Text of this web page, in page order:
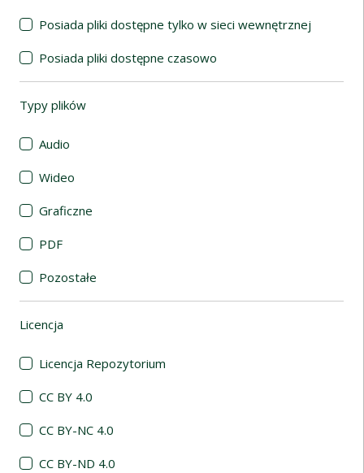
Posiada pliki dostępne tylko w sieci wewnętrznej
Posiada pliki dostępne czasowo
Typy plików
Audio
Wideo
Graficzne
PDF
Pozostałe
Licencja
Licencja Repozytorium
CC BY 4.0
CC BY-NC 4.0
CC BY-ND 4.0